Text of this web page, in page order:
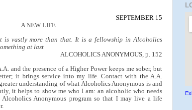
SEPTEMBER 15
A NEW LIFE
is vastly more than that. It is a fellowship in Alcoholics
at last
ALCOHOLICS ANONYMOUS, p. 152
and the presence of a Higher Power keeps me sober, but
it brings service into my life. Contact with the A.A.
understanding of what Alcoholics Anonymous is and
it helps to show me who I am: an alcoholic who needs
Alcoholics Anonymous program so that I may live a life